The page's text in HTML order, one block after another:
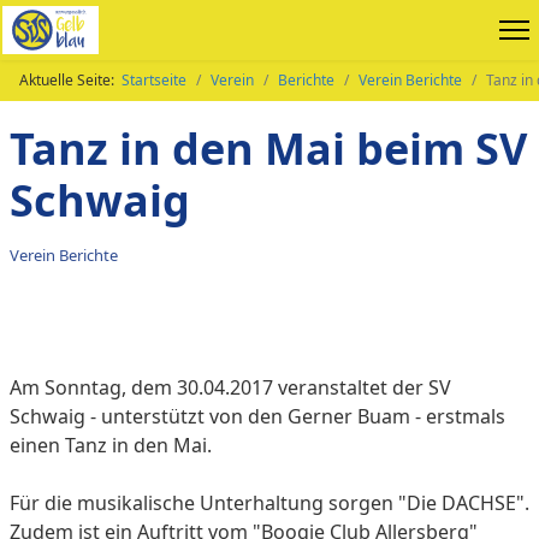
Aktuelle Seite: Startseite Verein Berichte Verein Berichte Tanz in
Tanz in den Mai beim SV
Schwaig
Verein Berichte
Am Sonntag, dem 30.04.2017 veranstaltet der SV
Schwaig - unterstützt von den Gerner Buam - erstmals
einen Tanz in den Mai.
Für die musikalische Unterhaltung sorgen "Die DACHSE".
Zudem ist ein Auftritt vom "Boogie Club Allersberg"